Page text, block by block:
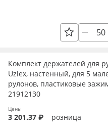
Комплект держателей для
Uzlex, настенный, для 5
рулонов, пластиковые
21912130
Цены
3 201.37 ₽ розница